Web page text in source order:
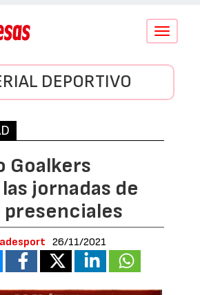
Conmutar
DEPORTIVO
Goalkers
jornadas de
presenciales
26/11/2021